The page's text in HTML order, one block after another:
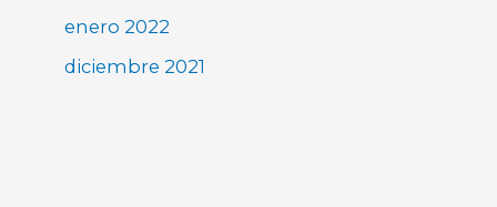
enero 2022
diciembre 2021